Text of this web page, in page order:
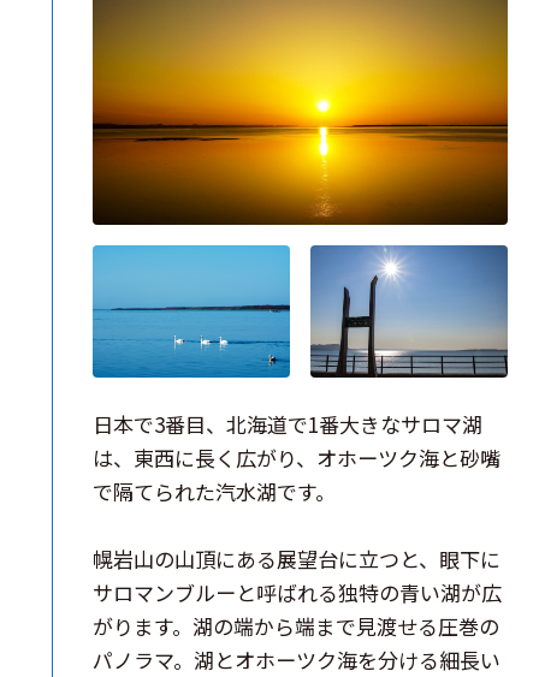
日本で3番目、北海道で1番大きなサロマ湖
は、東西に長く広がり、オホーツク海と砂嘴
で隔てられた汽水湖です。
幌岩山の山頂にある展望台に立つと、眼下に
サロマンブルーと呼ばれる独特の青い湖が広
がります。湖の端から端まで見渡せる圧巻の
パノラマ。湖とオホーツク海を分ける細長い